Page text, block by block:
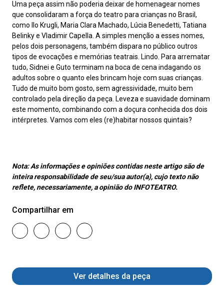
Uma peça assim não poderia deixar de homenagear nomes
que consolidaram a força do teatro para crianças no Brasil,
como Ilo Krugli, Maria Clara Machado, Lúcia Benedetti, Tatiana
Belinky e Vladimir Capella. A simples menção a esses nomes,
pelos dois personagens, também dispara no público outros
tipos de evocações e memórias teatrais. Lindo. Para arrematar
tudo, Sidnei e Guto terminam na boca de cena indagando os
adultos sobre o quanto eles brincam hoje com suas crianças.
Tudo de muito bom gosto, sem agressividade, muito bem
controlado pela direção da peça. Leveza e suavidade dominam
este momento, combinando com a doçura conhecida dos dois
intérpretes. Vamos com eles (re)habitar nossos quintais?
Nota:As informações e opiniões contidas neste artigo são de
inteira responsabilidade de seu/sua autor(a), cujo texto não
reflete, necessariamente, a opinião do INFOTEATRO.
Compartilhar em
Ver detalhes da peça